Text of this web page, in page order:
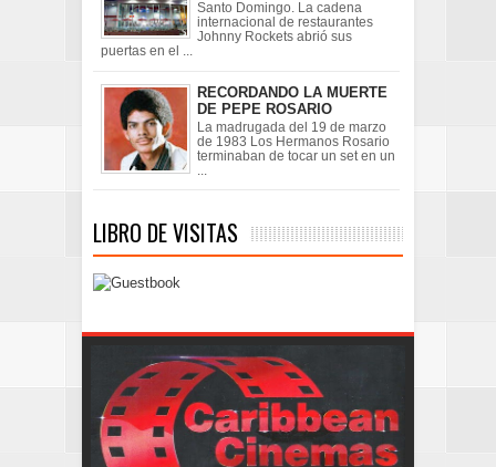
Santo Domingo. La cadena
internacional de restaurantes
Johnny Rockets abrió sus
puertas en el ...
RECORDANDO LA MUERTE
DE PEPE ROSARIO
La madrugada del 19 de marzo
de 1983 Los Hermanos Rosario
terminaban de tocar un set en un
LIBRO DE VISITAS